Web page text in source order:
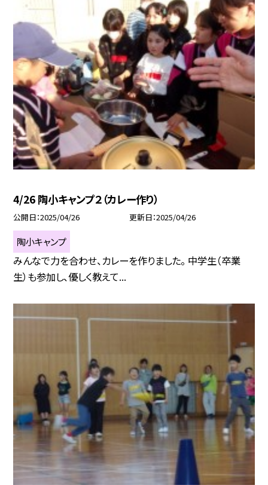
4/26 陶小キャンプ２（カレー作り）
公開日 2025/04/26 更新日 2025/04/26
陶小キャンプ
みんなで力を合わせ、カレーを作りました。 中学生（卒業
生）も参加し、優しく教えて...